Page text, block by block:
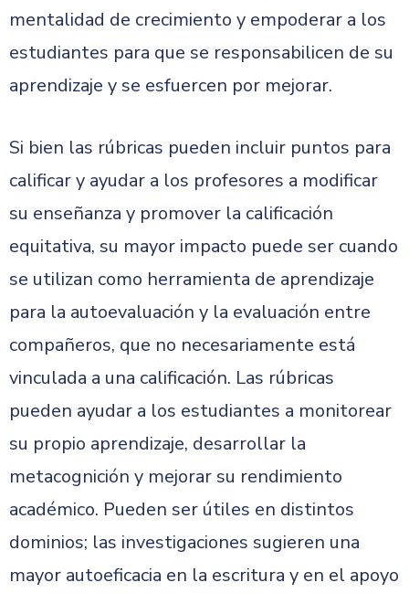
mentalidad de crecimiento y empoderar a los
estudiantes para que se responsabilicen de su
aprendizaje y se esfuercen por mejorar.
Si bien las rúbricas pueden incluir puntos para
calificar y ayudar a los profesores a modificar
su enseñanza y promover la calificación
equitativa, su mayor impacto puede ser cuando
se utilizan como herramienta de aprendizaje
para la autoevaluación y la evaluación entre
compañeros, que no necesariamente está
vinculada a una calificación. Las rúbricas
pueden ayudar a los estudiantes a monitorear
su propio aprendizaje, desarrollar la
metacognición y mejorar su rendimiento
académico. Pueden ser útiles en distintos
dominios; las investigaciones sugieren una
mayor autoeficacia en la escritura y en el apoyo